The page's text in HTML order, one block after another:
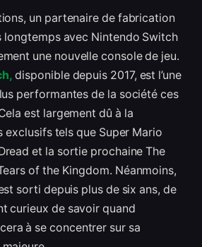
un partenaire de fabrication
longtemps avec Nintendo Switch
une nouvelle console de jeu.
disponible depuis 2017, est l’une
performantes de la société ces
est largement dû à la
tels que Super Mario
et la sortie prochaine The
of the Kingdom. Néanmoins,
sorti depuis plus de six ans, de
curieux de savoir quand
à se concentrer sur sa